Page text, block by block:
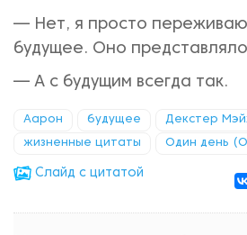
— Нет, я просто переживаю
будущее. Оно
— А с будущим всегда так.
Аарон будущее Декстер
жизненные цитаты Один день
Cлайд с цитатой